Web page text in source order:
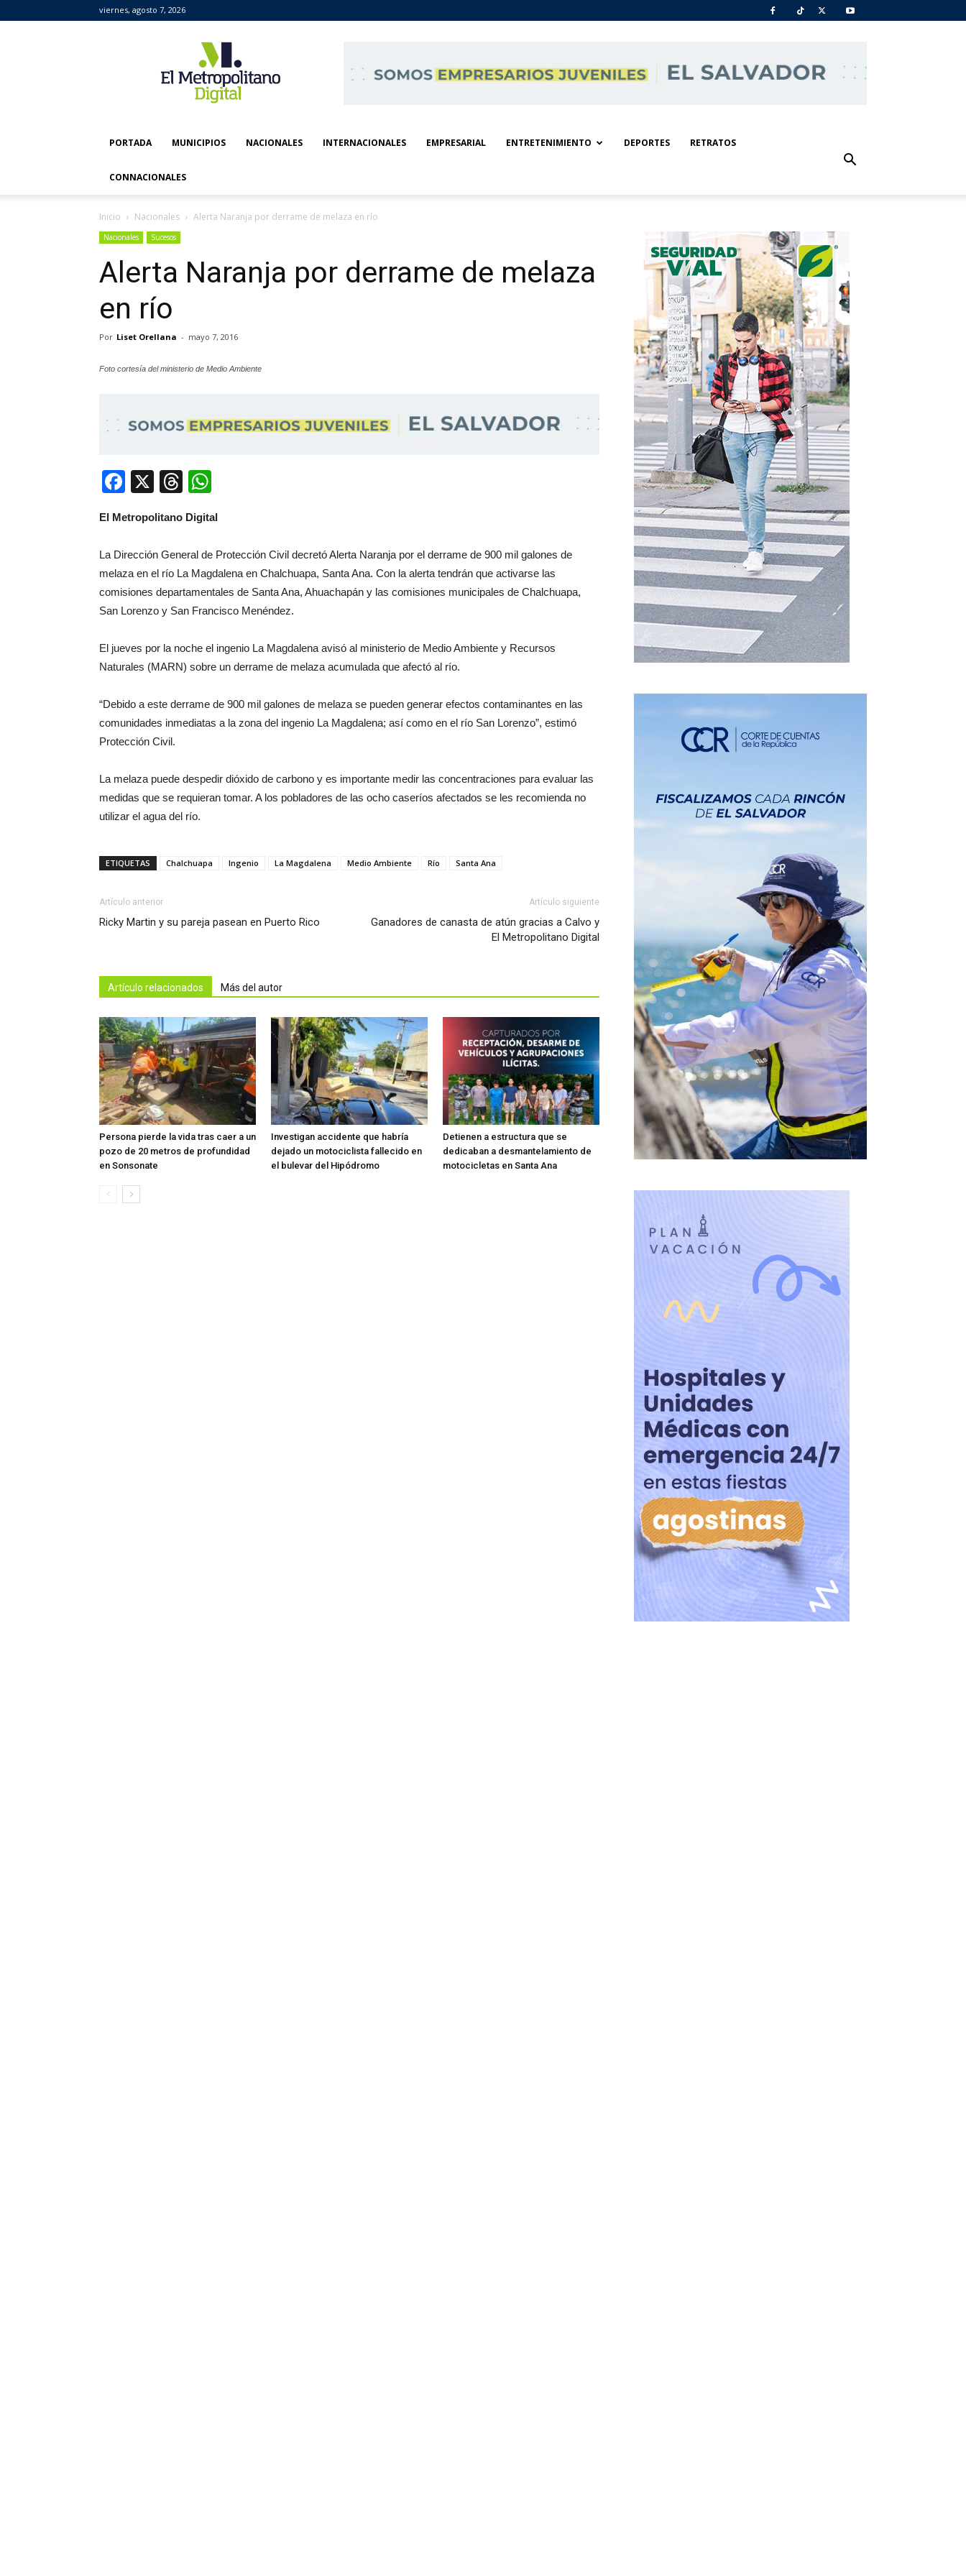
viernes, agosto 7, 2026
Metropolitano
Digital
PORTADA MUNICIPIOS NACIONALES INTERNACIONALES EMPRESARIAL ENTRETENIMIENTO DEPORTES RETRATOS
CONNACIONALES
Inicio Nacionales Alerta Naranja por derrame de melaza en río
Nacionales Sucesos
Alerta Naranja por derrame de melaza
en río
Por Liset Orellana - mayo 7, 2016
Foto cortesía del ministerio de Medio Ambiente
Facebook
X Threads
El Metropolitano Digital
La Dirección General de Protección Civil decretó Alerta Naranja por el derrame de 900 mil galones de
melaza en el río La Magdalena en Chalchuapa, Santa Ana. Con la alerta tendrán que activarse las
comisiones departamentales de Santa Ana, Ahuachapán y las comisiones municipales de Chalchuapa,
San Lorenzo y San Francisco Menéndez.
El jueves por la noche el ingenio La Magdalena avisó al ministerio de Medio Ambiente y Recursos
Naturales (MARN) sobre un derrame de melaza acumulada que afectó al río.
“Debido a este derrame de 900 mil galones de melaza se pueden generar efectos contaminantes en las
comunidades inmediatas a la zona del ingenio La Magdalena; así como en el río San Lorenzo”, estimó
Protección Civil.
La melaza puede despedir dióxido de carbono y es importante medir las concentraciones para evaluar las
medidas que se requieran tomar. A los pobladores de las ocho caseríos afectados se les recomienda no
utilizar el agua del río.
ETIQUETAS Chalchuapa Ingenio La Magdalena Medio Ambiente Río Santa Ana
Artículo anterior
Ricky Martin y su pareja pasean en Puerto Rico
Artículo siguiente
Ganadores de canasta de atún gracias a Calvo y
El Metropolitano Digital
Artículo relacionados Más del autor
Persona pierde la vida tras caer a un
pozo de 20 metros de profundidad
en Sonsonate
Investigan accidente que habría
dejado un motociclista fallecido en
el bulevar del Hipódromo
Detienen a estructura que se
dedicaban a desmantelamiento de
motocicletas en Santa Ana